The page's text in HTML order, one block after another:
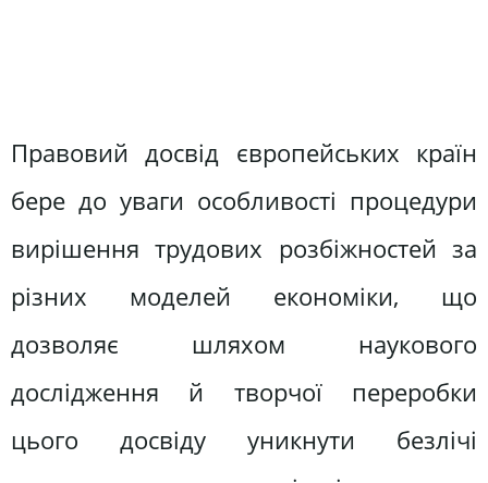
Правовий досвід європейських країн
бере до уваги особливості процедури
вирішення трудових розбіжностей за
різних моделей економіки, що
дозволяє шляхом наукового
дослідження й творчої переробки
цього досвіду уникнути безлічі